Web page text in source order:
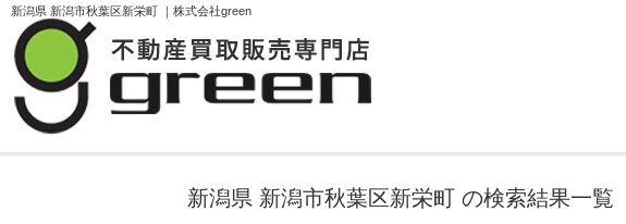
新潟県 新潟市秋葉区新栄町 ｜株式会社green
新潟県 新潟市秋葉区新栄町 の検索結果一覧